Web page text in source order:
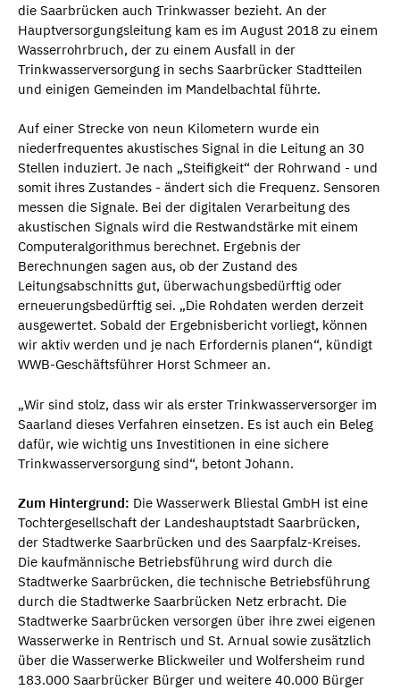
die Saarbrücken auch Trinkwasser bezieht. An der
Hauptversorgungsleitung kam es im August 2018 zu einem
Wasserrohrbruch, der zu einem Ausfall in der
Trinkwasserversorgung in sechs Saarbrücker Stadtteilen
und einigen Gemeinden im Mandelbachtal führte.
Auf einer Strecke von neun Kilometern wurde ein
niederfrequentes akustisches Signal in die Leitung an 30
Stellen induziert. Je nach „Steifigkeit“ der Rohrwand - und
somit ihres Zustandes - ändert sich die Frequenz. Sensoren
messen die Signale. Bei der digitalen Verarbeitung des
akustischen Signals wird die Restwandstärke mit einem
Computeralgorithmus berechnet. Ergebnis der
Berechnungen sagen aus, ob der Zustand des
Leitungsabschnitts gut, überwachungsbedürftig oder
erneuerungsbedürftig sei. „Die Rohdaten werden derzeit
ausgewertet. Sobald der Ergebnisbericht vorliegt, können
wir aktiv werden und je nach Erfordernis planen“, kündigt
WWB-Geschäftsführer Horst Schmeer an.
„Wir sind stolz, dass wir als erster Trinkwasserversorger im
Saarland dieses Verfahren einsetzen. Es ist auch ein Beleg
dafür, wie wichtig uns Investitionen in eine sichere
Trinkwasserversorgung sind“, betont Johann.
Zum Hintergrund: Die Wasserwerk Bliestal GmbH ist eine
Tochtergesellschaft der Landeshauptstadt Saarbrücken,
der Stadtwerke Saarbrücken und des Saarpfalz-Kreises.
Die kaufmännische Betriebsführung wird durch die
Stadtwerke Saarbrücken, die technische Betriebsführung
durch die Stadtwerke Saarbrücken Netz erbracht. Die
Stadtwerke Saarbrücken versorgen über ihre zwei eigenen
Wasserwerke in Rentrisch und St. Arnual sowie zusätzlich
über die Wasserwerke Blickweiler und Wolfersheim rund
183.000 Saarbrücker Bürger und weitere 40.000 Bürger